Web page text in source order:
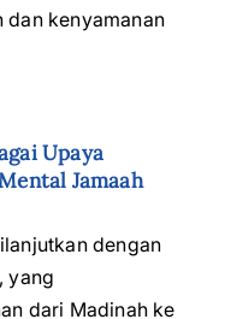
dan kenyamanan
Upaya
Jamaah
dengan
yang
dari Madinah ke